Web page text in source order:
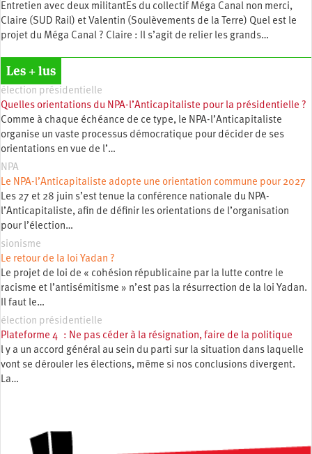
Entretien avec deux militantEs du collectif Méga Canal non merci,
Claire (SUD Rail) et Valentin (Soulèvements de la Terre) Quel est le
projet du Méga Canal ? Claire : Il s’agit de relier les grands…
Les + lus
élection présidentielle
Quelles orientations du NPA-l’Anticapitaliste pour la présidentielle ?
Comme à chaque échéance de ce type, le NPA-l’Anticapitaliste
organise un vaste processus démocratique pour décider de ses
orientations en vue de l’…
NPA
Le NPA-l’Anticapitaliste adopte une orientation commune pour 2027
Les 27 et 28 juin s’est tenue la conférence nationale du NPA-
l’Anticapitaliste, afin de définir les orientations de l’organisation
pour l’élection…
sionisme
Le retour de la loi Yadan ?
Le projet de loi de « cohésion républicaine par la lutte contre le
racisme et l’antisémitisme » n’est pas la résurrection de la loi Yadan.
Il faut le…
élection présidentielle
Plateforme 4 : Ne pas céder à la résignation, faire de la politique
l y a un accord général au sein du parti sur la situation dans laquelle
vont se dérouler les élections, même si nos conclusions divergent.
La…